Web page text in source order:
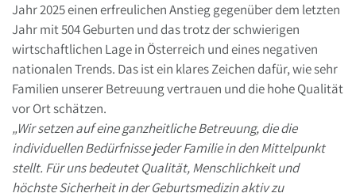
Jahr 2025 einen erfreulichen Anstieg gegenüber dem letzten
Jahr mit 504 Geburten und das trotz der schwierigen
wirtschaftlichen Lage in Österreich und eines negativen
nationalen Trends. Das ist ein klares Zeichen dafür, wie sehr
Familien unserer Betreuung vertrauen und die hohe Qualität
vor Ort schätzen.
„Wir setzen auf eine ganzheitliche Betreuung, die die
individuellen Bedürfnisse jeder Familie in den Mittelpunkt
stellt. Für uns bedeutet Qualität, Menschlichkeit und
höchste Sicherheit in der Geburtsmedizin aktiv zu